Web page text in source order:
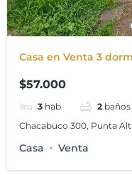
Casa en Venta 3
$57.000
3 hab 2 baños
Chacabuco 300, Punta
Casa Venta